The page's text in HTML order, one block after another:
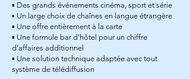
▪ Des grands événements cinéma, sport et série
▪ Un large choix de chaînes en langue étrangère
▪ Une offre entièrement à la carte
▪ Une formule bar d’hôtel pour un chiffre
d’affaires additionnel
▪ Une solution technique adaptée avec tout
système de télédiffusion